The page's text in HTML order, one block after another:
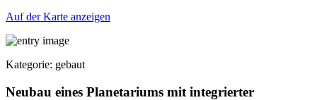
Auf der Karte anzeigen
Kategorie: gebaut
Neubau eines Planetariums mit integrierter